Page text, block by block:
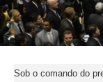
Sob o comando do